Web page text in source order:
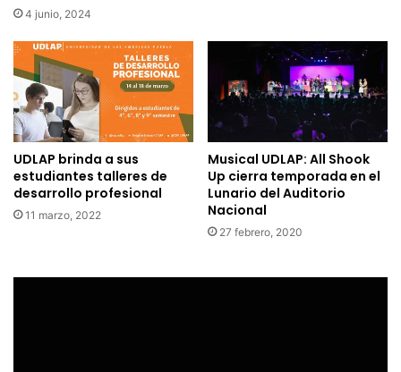
4 junio, 2024
UDLAP brinda a sus
estudiantes talleres de
desarrollo profesional
11 marzo, 2022
Musical UDLAP: All Shook
Up cierra temporada en el
Lunario del Auditorio
Nacional
27 febrero, 2020